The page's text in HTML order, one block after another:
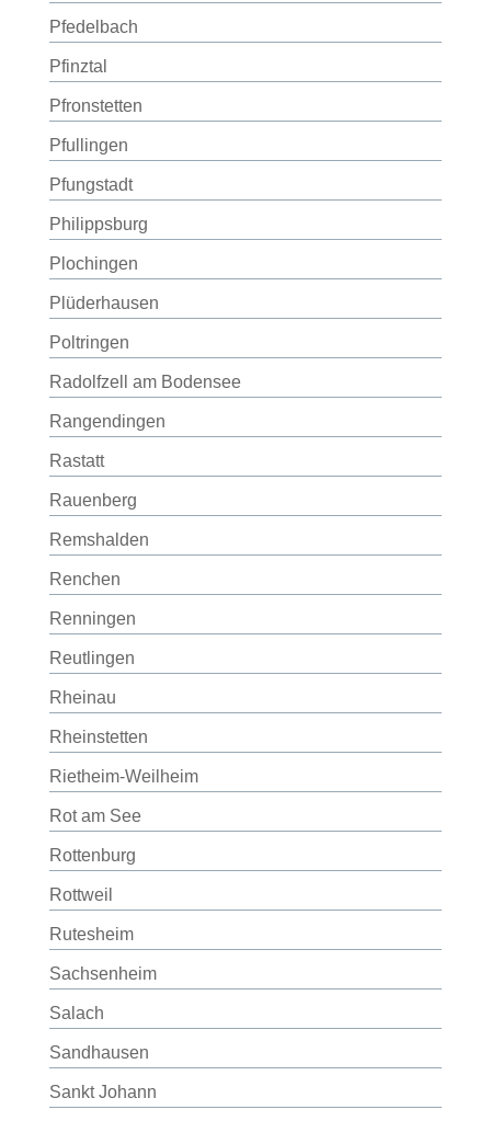
Pfedelbach
Pfinztal
Pfronstetten
Pfullingen
Pfungstadt
Philippsburg
Plochingen
Plüderhausen
Poltringen
Radolfzell am Bodensee
Rangendingen
Rastatt
Rauenberg
Remshalden
Renchen
Renningen
Reutlingen
Rheinau
Rheinstetten
Rietheim-Weilheim
Rot am See
Rottenburg
Rottweil
Rutesheim
Sachsenheim
Salach
Sandhausen
Sankt Johann